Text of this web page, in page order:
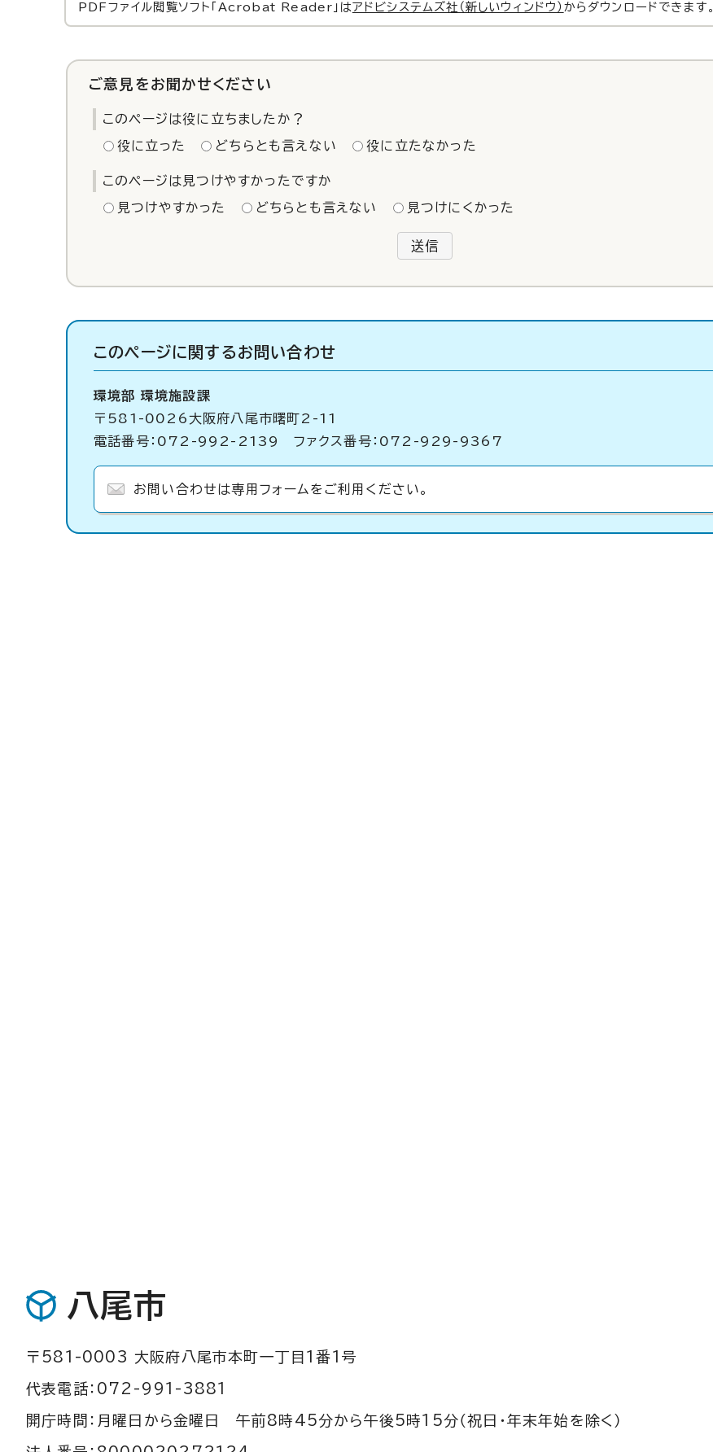
PDFファイル閲覧ソフト「Acrobat Reader」はアドビシステムズ社（新しいウィンドウ） からダウンロードできます。
ご意見をお聞かせください
このページは役に立ちましたか？
役に立った どちらとも言えない 役に立たなかった
このページは見つけやすかったですか
見つけやすかった どちらとも言えない 見つけにくかった
送信
このページに関するお問い合わせ
環境部 環境施設課
〒581-0026大阪府八尾市曙町2-11
電話番号：072-992-2139 ファクス番号：072-929-9367
お問い合わせは専用フォームをご利用ください。
八尾市
〒581-0003 大阪府八尾市本町一丁目1番1号
代表電話：072-991-3881
開庁時間：月曜日から金曜日 午前8時45分から午後5時15分（祝日・年末年始を除く）